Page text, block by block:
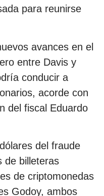
para reunirse
avances en el
entre Davis y
conducir a
acorde con
del fiscal Eduardo
del fraude
de billeteras
de criptomonedas
Godoy, ambos